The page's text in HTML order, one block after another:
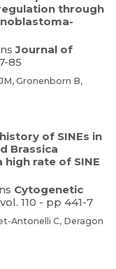
through
Journal of
85
Gronenborn B,
of SINEs in
Brassica
high rate of SINE
Cytogenetic
110 - pp 441-7
Antonelli C, Deragon